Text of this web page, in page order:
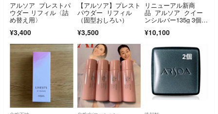
アルソア プレストパ
ウダー リフィル〈詰
め替え用〉
¥3,400
【アルソア】プレスト
パウダー リフィル
（固型おしろい）
¥3,500
リニューアル新商
品 アルソア クイー
ンシルバー135g 3個セ
¥10,100